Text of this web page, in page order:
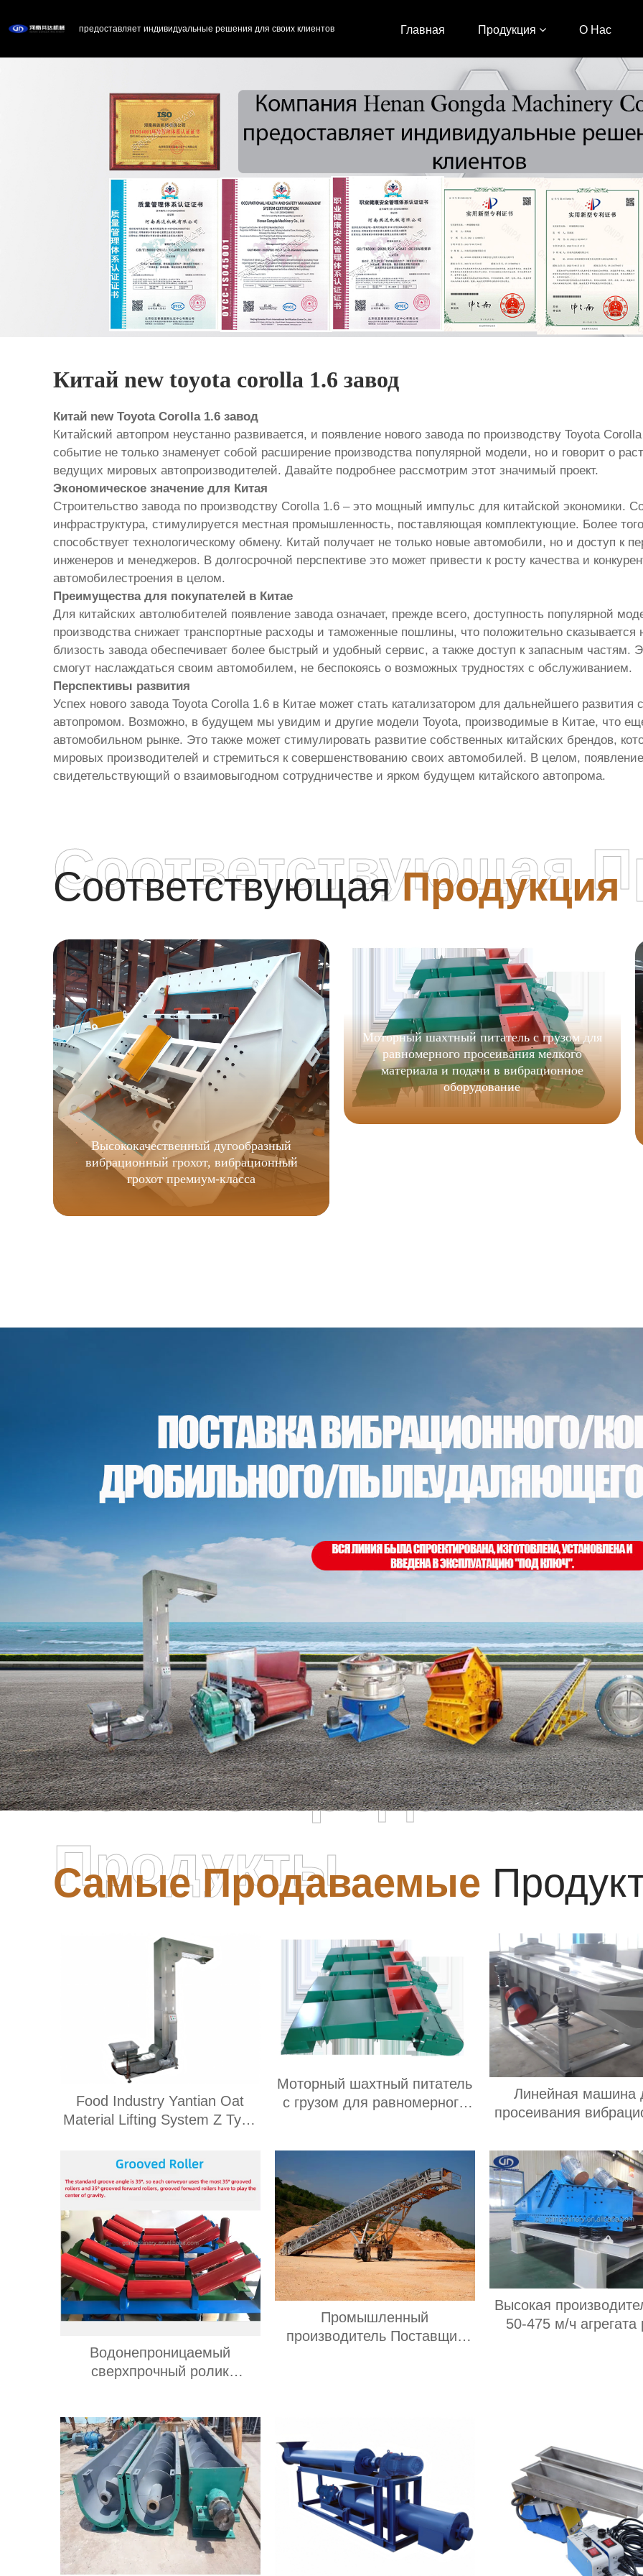
предоставляет индивидуальные решения для своих клиентов Главная Продукция О Нас
Китай new toyota corolla 1.6 завод
Китай new Toyota Corolla 1.6 завод
Китайский автопром неустанно развивается, и появление нового завода по производству Toyota
событие не только знаменует собой расширение производства популярной модели, но и говорит о
ведущих мировых автопроизводителей. Давайте подробнее рассмотрим этот значимый проект.
Экономическое значение для Китая
Строительство завода по производству Corolla 1.6 – это мощный импульс для китайской экономики.
инфраструктура, стимулируется местная промышленность, поставляющая комплектующие. Более
способствует технологическому обмену. Китай получает не только новые автомобили, но и доступ к
инженеров и менеджеров. В долгосрочной перспективе это может привести к росту качества и
автомобилестроения в целом.
Преимущества для покупателей в Китае
Для китайских автолюбителей появление завода означает, прежде всего, доступность популярной
производства снижает транспортные расходы и таможенные пошлины, что положительно
близость завода обеспечивает более быстрый и удобный сервис, а также доступ к запасным частям.
смогут наслаждаться своим автомобилем, не беспокоясь о возможных трудностях с обслуживанием.
Перспективы развития
Успех нового завода Toyota Corolla 1.6 в Китае может стать катализатором для дальнейшего
автопромом. Возможно, в будущем мы увидим и другие модели Toyota, производимые в Китае, что
автомобильном рынке. Это также может стимулировать развитие собственных китайских брендов,
мировых производителей и стремиться к совершенствованию своих автомобилей. В целом,
свидетельствующий о взаимовыгодном сотрудничестве и ярком будущем китайского автопрома.
СоответствующаяПродукция
Соответствующая
Высококачественный дугообразный
вибрационный грохот, вибрационный
грохот премиум-класса
Моторный шахтный питатель с грузом для
равномерного просеивания мелкого
материала и подачи в вибрационное
оборудование
Самые Продаваемые
Самые
Продукты
Food Industry Yantian Oat
Material Lifting System Z Type
Z Type Bucket Type Conveyor
Моторный шахтный питатель
с грузом для равномерного
Линейная машина
просеивания
отходов
Водонепроницаемый
сверхпрочный ролик
износостойкий
полиуретановый/резиновый
ролик
Промышленный
производитель Поставщик
скорости, Новый игрушечный
пластиковый конвейер
Высокая
50-475 м/ч агрегата